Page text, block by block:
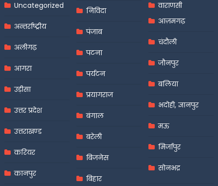
Uncategorized
अन्तर्राष्ट्रीय
अलीगढ़
आगरा
उड़ीसा
उत्तर प्रदेश
उत्तराखण्ड
करियर
कानपुर
निविदा
पंजाब
पटना
पर्यटन
प्रयागराज
बंगाल
बरेली
बिजनेस
बिहार
वाराणसी
आज़मगढ़
चंदौली
जौनपुर
बलिया
भदोही, ज्ञानपुर
मऊ
मिर्जापुर
सोनभद्र